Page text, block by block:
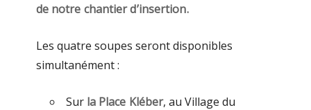
de notre chantier d’insertion.
Les quatre soupes seront disponibles
simultanément :
Surla Place Kléber, au Village du